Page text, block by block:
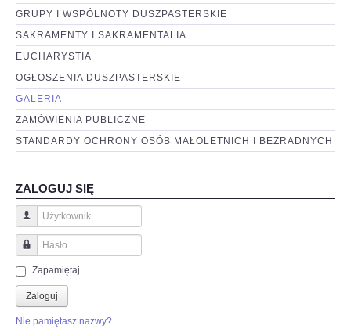
GRUPY I WSPÓLNOTY DUSZPASTERSKIE
SAKRAMENTY I SAKRAMENTALIA
EUCHARYSTIA
OGŁOSZENIA DUSZPASTERSKIE
GALERIA
ZAMÓWIENIA PUBLICZNE
STANDARDY OCHRONY OSÓB MAŁOLETNICH I BEZRADNYCH
ZALOGUJ SIĘ
Użytkownik
Hasło
Zapamiętaj
Zaloguj
Nie pamiętasz nazwy?